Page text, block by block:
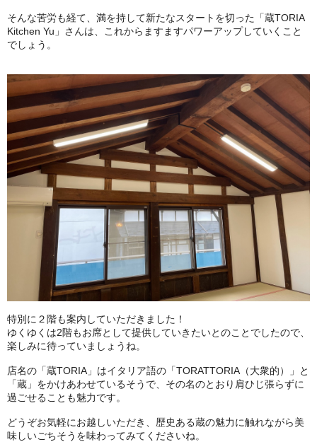
そんな苦労も経て、満を持して新たなスタートを切った「蔵TORIA
Kitchen Yu」さんは、これからますますパワーアップしていくこと
でしょう。
特別に２階も案内していただきました！
ゆくゆくは2階もお席として提供していきたいとのことでしたので、
楽しみに待っていましょうね。
店名の「蔵TORIA」はイタリア語の「TORATTORIA（大衆的）」と
「蔵」をかけあわせているそうで、その名のとおり肩ひじ張らずに
過ごせることも魅力です。
どうぞお気軽にお越しいただき、歴史ある蔵の魅力に触れながら美
味しいごちそうを味わってみてくださいね。